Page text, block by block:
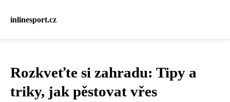
inlinesport.cz
Rozkveťte si zahradu: Tipy a
triky, jak pěstovat vřes